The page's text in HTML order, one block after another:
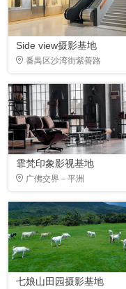
Side view摄影基地
番禺区沙湾街紫善路
霏梵印象影视基地
广佛交界－平洲
七娘山田园摄影基地